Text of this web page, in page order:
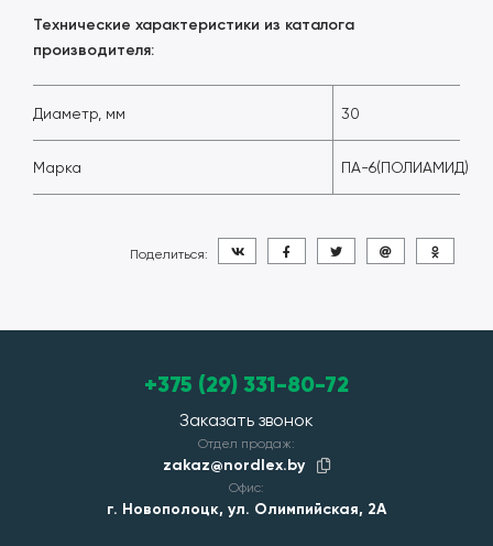
Технические характеристики из каталога
производителя:
Диаметр, мм 30
Марка ПА-6(ПОЛИАМИД)
Поделиться:
+375 (29) 331-80-72
Заказать звонок
Отдел продаж:
zakaz@nordlex.by
Офис:
г. Новополоцк, ул. Олимпийская, 2А